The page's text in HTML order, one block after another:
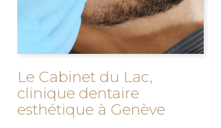
Le Cabinet du Lac,
clinique dentaire
esthétique à Genève